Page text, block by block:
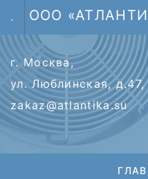
. ООО
г. Москва,
ул. Люблинская,
zakaz@atlantika.su